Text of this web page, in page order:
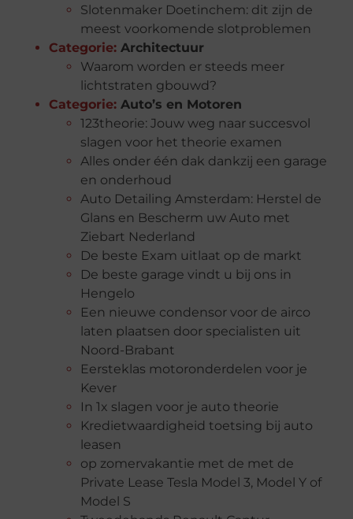
Slotenmaker Doetinchem: dit zijn de
meest voorkomende slotproblemen
Categorie: Architectuur
Waarom worden er steeds meer
lichtstraten gbouwd?
Categorie: Auto’s en Motoren
123theorie: Jouw weg naar succesvol
slagen voor het theorie examen
Alles onder één dak dankzij een garage
en onderhoud
Auto Detailing Amsterdam: Herstel de
Glans en Bescherm uw Auto met
Ziebart Nederland
De beste Exam uitlaat op de markt
De beste garage vindt u bij ons in
Hengelo
Een nieuwe condensor voor de airco
laten plaatsen door specialisten uit
Noord-Brabant
Eersteklas motoronderdelen voor je
Kever
In 1x slagen voor je auto theorie
Kredietwaardigheid toetsing bij auto
leasen
op zomervakantie met de met de
Private Lease Tesla Model 3, Model Y of
Model S